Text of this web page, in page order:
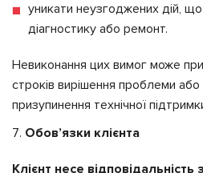
уникати неузгоджених дій,
діагностику або ремонт.
Невиконання цих вимог може
строків вирішення проблеми
призупинення технічної
Обов’язки клієнта
Клієнт несе відповідальність